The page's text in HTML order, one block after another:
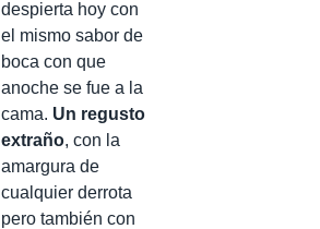
despierta hoy con
el mismo sabor de
boca con que
anoche se fue a la
cama. Un regusto
extraño, con la
amargura de
cualquier derrota
pero también con